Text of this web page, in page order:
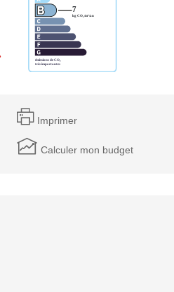
Imprimer
Calculer mon budget